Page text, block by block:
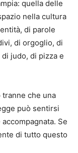
quella delle
nella cultura
di parole
di orgoglio, di
judo, di pizza e
che una
può sentirsi
Se
di tutto questo